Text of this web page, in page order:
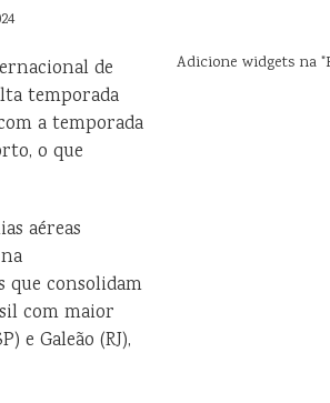
de
temporada
a temporada
o que
aéreas
que consolidam
com maior
e Galeão (RJ),
Adicione widgets na